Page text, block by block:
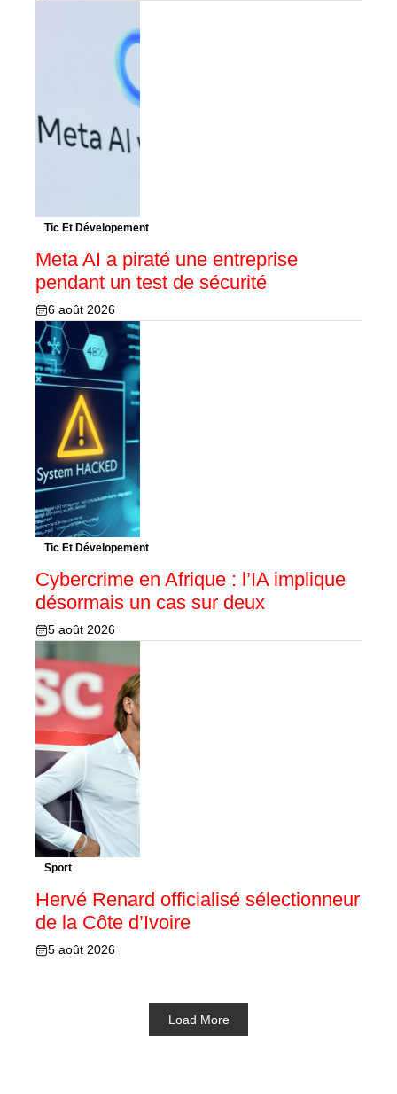
Tic Et Dévelopement
Meta AI a piraté une entreprise
pendant un test de sécurité
6 août 2026
Tic Et Dévelopement
Cybercrime en Afrique : l’IA implique
désormais un cas sur deux
5 août 2026
Sport
Hervé Renard officialisé sélectionneur
de la Côte d’Ivoire
5 août 2026
Load More